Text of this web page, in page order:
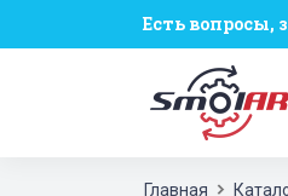
Есть вопросы,
Главная